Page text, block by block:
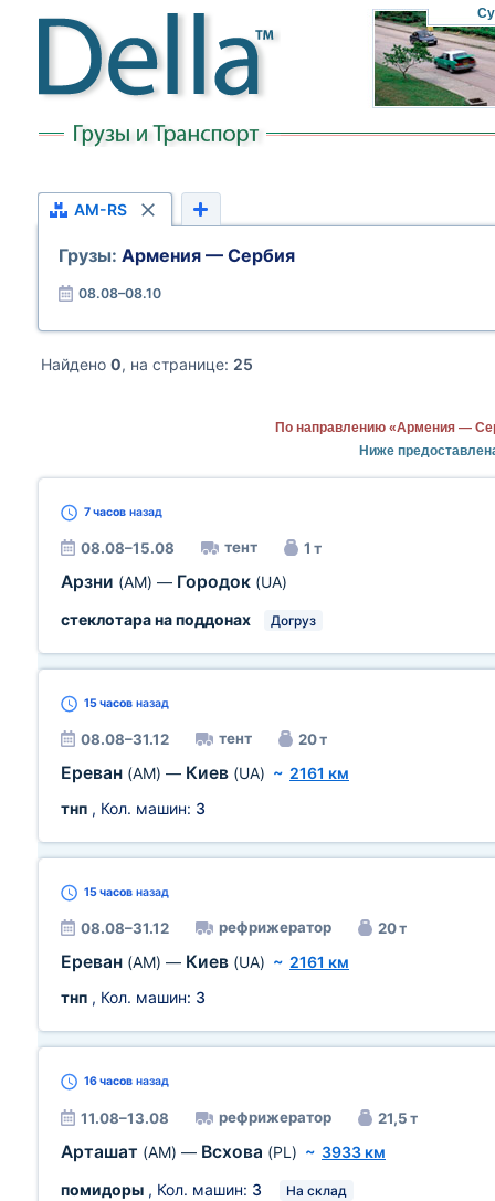
AM-RS
Грузы: Армения — Сербия
08.08–08.10
Найдено 0, на странице: 25
По направлению «Армения —
Ниже
7 часов назад
08.08–15.08 тент 1 т
Арзни (AM) — Городок (UA)
стеклотара на поддонах
Догруз
15 часов назад
08.08–31.12 тент 20 т
Ереван (AM) — Киев (UA) ~ 2161 км
тнп , Кол. машин: 3
15 часов назад
08.08–31.12 рефрижератор 20 т
Ереван (AM) — Киев (UA) ~ 2161 км
тнп , Кол. машин: 3
16 часов назад
11.08–13.08 рефрижератор 21,5 т
Арташат (AM) — Всхова (PL) ~ 3933 км
помидоры , Кол. машин: 3 На склад